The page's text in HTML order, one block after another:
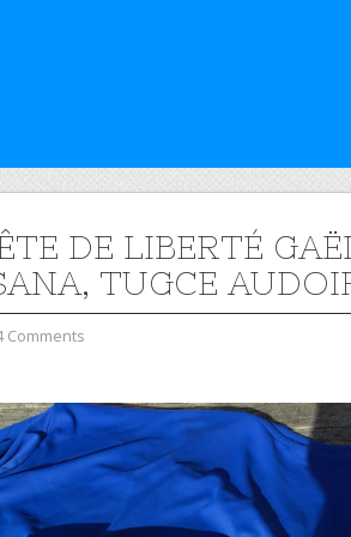
DE LIBERTÉ
TUGCE
Comments